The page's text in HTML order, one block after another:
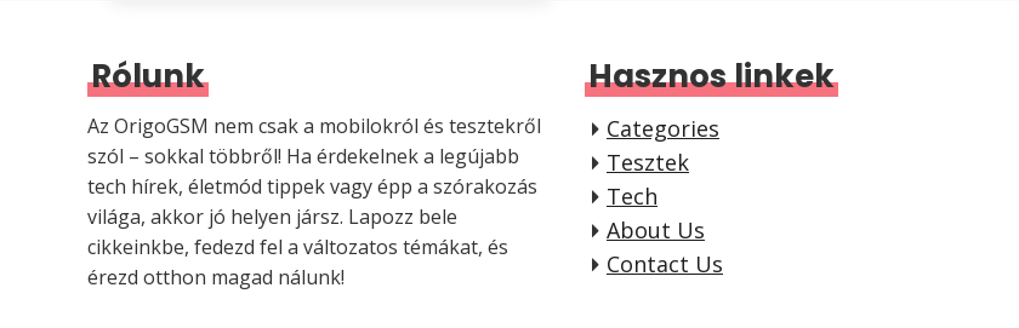
Rólunk
Az OrigoGSM nem csak a mobilokról és tesztekről
szól – sokkal többről! Ha érdekelnek a legújabb
tech hírek, életmód tippek vagy épp a szórakozás
világa, akkor jó helyen jársz. Lapozz bele
cikkeinkbe, fedezd fel a változatos témákat, és
érezd otthon magad nálunk!
Hasznos linkek
Categories
Tesztek
Tech
About Us
Contact Us